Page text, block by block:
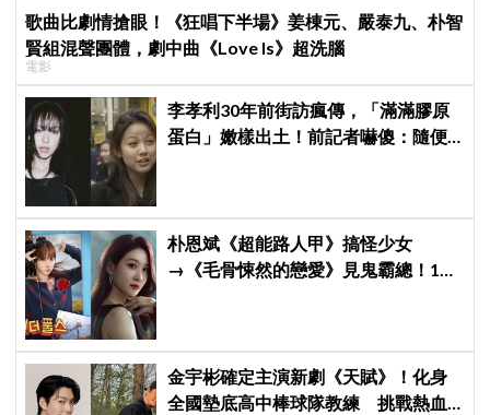
歌曲比劇情搶眼！《狂唱下半場》姜棟元、嚴泰九、朴智
賢組混聲團體，劇中曲《Love Is》超洗腦
電影
李孝利30年前街訪瘋傳，「滿滿膠原
蛋白」嫩樣出土！前記者嚇傻：隨便
朴恩斌《超能路人甲》搞怪少女
→《毛骨悚然的戀愛》見鬼霸總！180
金宇彬確定主演新劇《天賦》！化身
全國墊底高中棒球隊教練 挑戰熱血